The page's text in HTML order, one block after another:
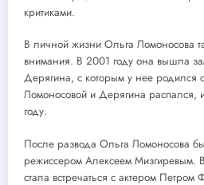
критиками.
В личной жизни Ольга Ломоносова
внимания. В 2001 году она вышла
Дерягина, с которым у нее
Ломоносовой и Дерягина распался,
году.
После развода Ольга Ломоносова
режиссером Алексеем Мизгиревым.
стала встречаться с актером